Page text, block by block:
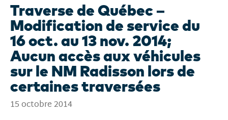
Traverse de Québec –
Modification de service du
16 oct. au 13 nov. 2014;
Aucun accès aux véhicules
sur le NM Radisson lors de
certaines traversées
15 octobre 2014